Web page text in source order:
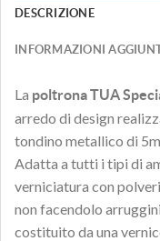
DESCRIZIONE
INFORMAZIONI
La poltrona TUA
arredo di design
tondino metallico di
Adatta a tutti i tipi di
verniciatura con
non facendolo
costituito da una